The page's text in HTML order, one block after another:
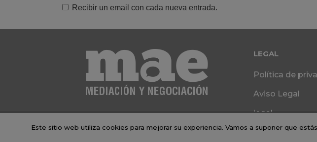
Recibir un email con cada nueva entrada.
LEGAL
Política de
Aviso Legal
legal
Este sitio web utiliza cookies para mejorar su experiencia. Vamos a suponer que